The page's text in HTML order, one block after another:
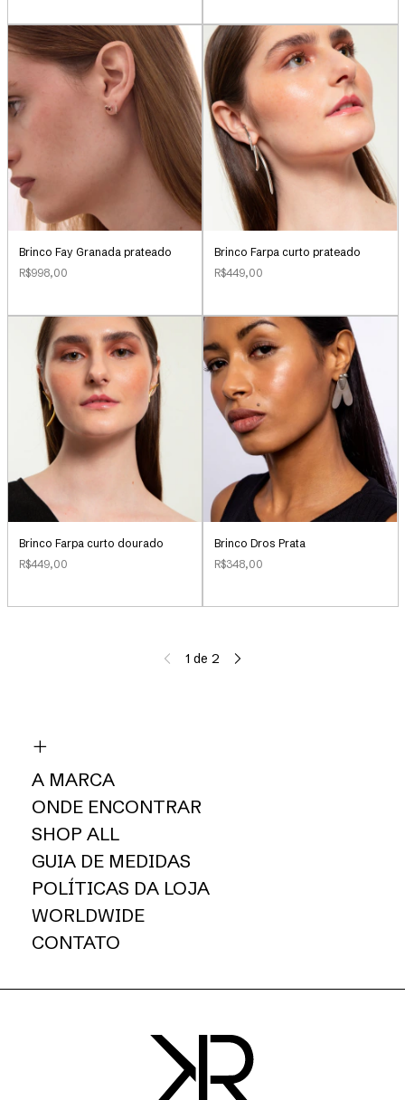
Brinco Fay Granada prateado
R$998,00
Brinco Farpa curto prateado
R$449,00
Brinco Farpa curto dourado
R$449,00
Brinco Dros Prata
R$348,00
1 de 2
A MARCA
ONDE ENCONTRAR
SHOP ALL
GUIA DE MEDIDAS
POLÍTICAS DA LOJA
WORLDWIDE
CONTATO